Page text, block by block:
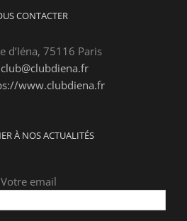
CONTACTER
d’Iéna, 75116 Paris
club@clubdiena.fr
www.clubdiena.fr
À NOS ACTUALITÉS
Votre email